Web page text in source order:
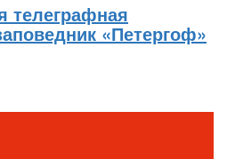
телеграфная
«Петергоф»